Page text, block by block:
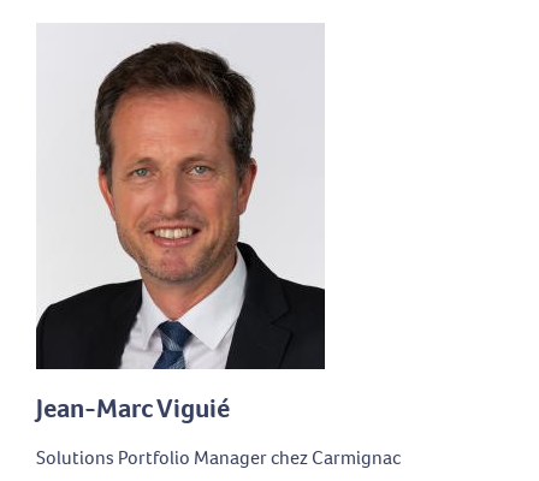
Jean-Marc Viguié
Solutions Portfolio Manager chez Carmignac